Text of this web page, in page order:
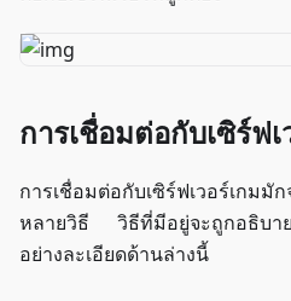
การเชื่อมต่อกับเซิร์ฟเ
การเชื่อมต่อกับเซิร์ฟเวอร์เกมมั
หลายวิธี วิธีที่มีอยู่จะถูกอธิบา
อย่างละเอียดด้านล่างนี้